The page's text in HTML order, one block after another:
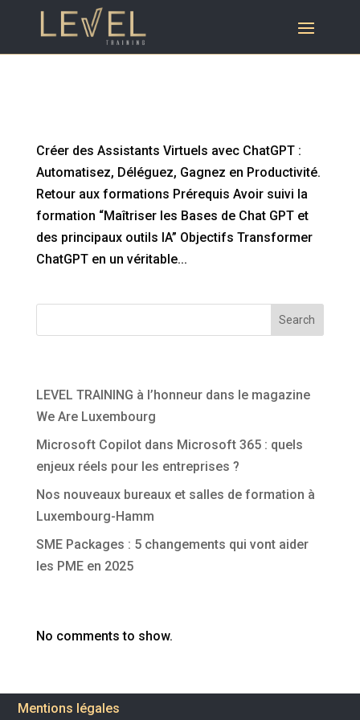
Créer des Assistants Virtuels avec ChatGPT :
Automatisez, Déléguez, Gagnez en Productivité.
Retour aux formations Prérequis Avoir suivi la
formation “Maîtriser les Bases de Chat GPT et
des principaux outils IA” Objectifs Transformer
ChatGPT en un véritable...
Search
LEVEL TRAINING à l’honneur dans le magazine
We Are Luxembourg
Microsoft Copilot dans Microsoft 365 : quels
enjeux réels pour les entreprises ?
Nos nouveaux bureaux et salles de formation à
Luxembourg-Hamm
SME Packages : 5 changements qui vont aider
les PME en 2025
No comments to show.
Mentions légales